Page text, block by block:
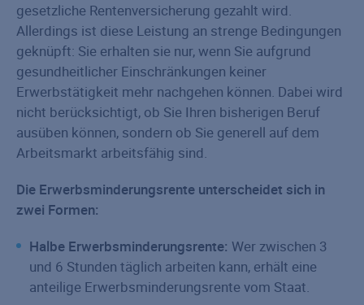
gesetzliche Rentenversicherung gezahlt wird.
Allerdings ist diese Leistung an strenge Bedingungen
geknüpft: Sie erhalten sie nur, wenn Sie aufgrund
gesundheitlicher Einschränkungen keiner
Erwerbstätigkeit mehr nachgehen können. Dabei wird
nicht berücksichtigt, ob Sie Ihren bisherigen Beruf
ausüben können, sondern ob Sie generell auf dem
Arbeitsmarkt arbeitsfähig sind.
Die Erwerbsminderungsrente unterscheidet sich in
zwei Formen:
Halbe Erwerbsminderungsrente: Wer zwischen 3
und 6 Stunden täglich arbeiten kann, erhält eine
anteilige Erwerbsminderungsrente vom Staat.